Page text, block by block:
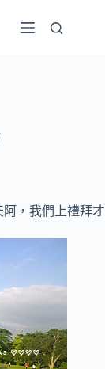
，我們上禮拜才